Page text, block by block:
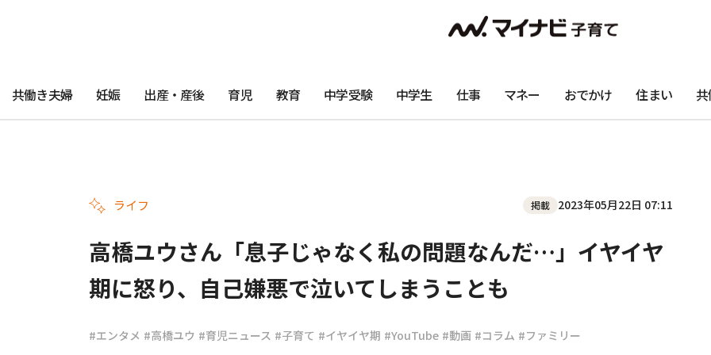
共働き夫婦 妊娠 出産・産後 育児 教育 中学受験 中学生 仕事 マネー おでかけ 住まい
ライフ 掲載 2023年05月22日 07:11
高橋ユウさん「息子じゃなく私の問題なんだ…」イヤイヤ
期に怒り、自己嫌悪で泣いてしまうことも
#エンタメ #高橋ユウ #育児ニュース #子育て #イヤイヤ期 #YouTube #動画 #コラム #ファミリー